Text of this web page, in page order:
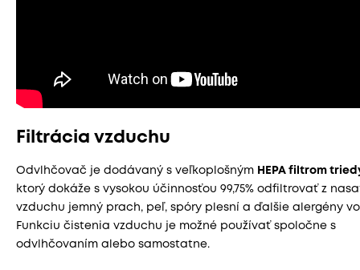
Filtrácia vzduchu
Odvlhčovač je dodávaný s veľkoplošným HEPA filtrom
ktorý dokáže s vysokou účinnosťou 99,75% odfiltrovať z
vzduchu jemný prach, peľ, spóry plesní a ďalšie alergény
Funkciu čistenia vzduchu je možné používať spoločne s
odvlhčovaním alebo samostatne.